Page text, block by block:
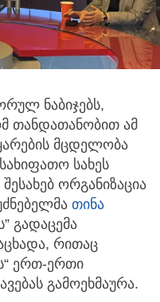
ნაბიჯებს,
თანდათანობით ამ
მცდელობა
სახეს
ორგანიზაცია
თინა
გადაცემა
რითაც
ერთ-ერთი
გამოეხმაურა.